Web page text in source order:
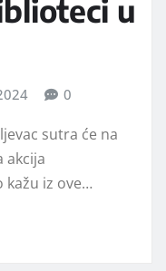
u
0
sutra će na
akcija
kažu iz ove…